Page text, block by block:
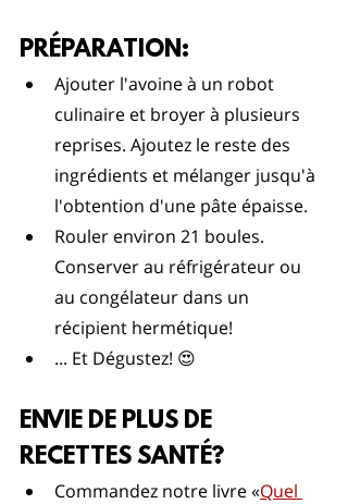
PRÉPARATION:
Ajouter l'avoine à un robot
culinaire et broyer à plusieurs
reprises. Ajoutez le reste des
ingrédients et mélanger jusqu'à
l'obtention d'une pâte épaisse.
Rouler environ 21 boules.
Conserver au réfrigérateur ou
au congélateur dans un
récipient hermétique!
... Et Dégustez! 😍
ENVIE DE PLUS DE
RECETTES SANTÉ?
Commandez notre livre «Quel